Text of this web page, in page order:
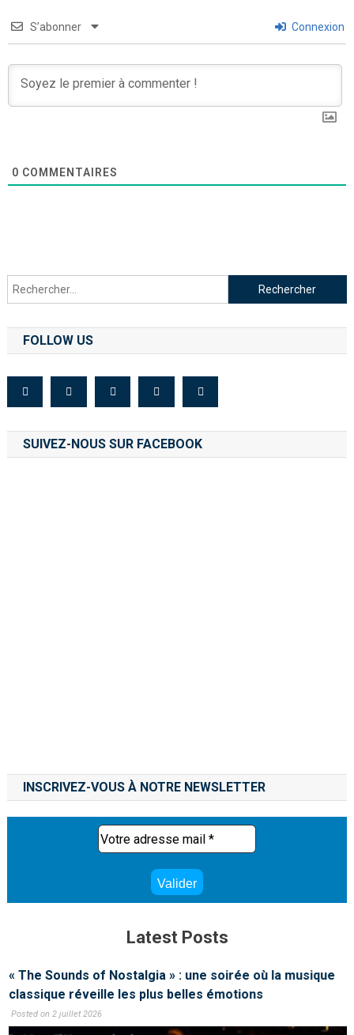
S’abonner Connexion
0 COMMENTAIRES
FOLLOW US
SUIVEZ-NOUS SUR FACEBOOK
INSCRIVEZ-VOUS À NOTRE NEWSLETTER
Latest Posts
« The Sounds of Nostalgia » : une soirée où la musique
classique réveille les plus belles émotions
Posted on 2 juillet 2026